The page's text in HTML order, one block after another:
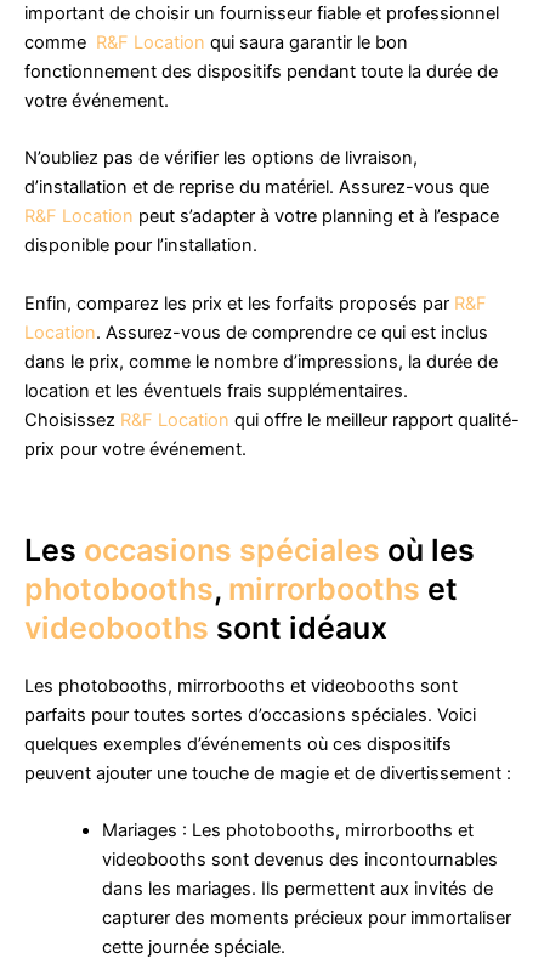
important de choisir un fournisseur fiable et professionnel
comme R&F Location qui saura garantir le bon
fonctionnement des dispositifs pendant toute la durée de
votre événement.
N’oubliez pas de vérifier les options de livraison,
d’installation et de reprise du matériel. Assurez-vous que
R&F Location peut s’adapter à votre planning et à l’espace
disponible pour l’installation.
Enfin, comparez les prix et les forfaits proposés par R&F
Location. Assurez-vous de comprendre ce qui est inclus
dans le prix, comme le nombre d’impressions, la durée de
location et les éventuels frais supplémentaires.
Choisissez R&F Location qui offre le meilleur rapport qualité-
prix pour votre événement.
Les occasions spéciales où les
photobooths, mirrorbooths et
videobooths sont idéaux
Les photobooths, mirrorbooths et videobooths sont
parfaits pour toutes sortes d’occasions spéciales. Voici
quelques exemples d’événements où ces dispositifs
peuvent ajouter une touche de magie et de divertissement :
Mariages : Les photobooths, mirrorbooths et
videobooths sont devenus des incontournables
dans les mariages. Ils permettent aux invités de
capturer des moments précieux pour immortaliser
cette journée spéciale.